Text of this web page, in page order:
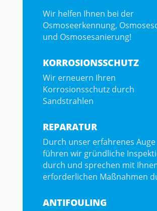
Wir helfen Ihnen bei der
Osmoseerkennung,
und Osmosesanierung!
KORROSIONSSCHUTZ
Wir erneuern Ihren
Korrosionsschutz durch
Sandstrahlen
REPARATUR
Durch unser erfahrenes Auge
führen wir gründliche
durch und sprechen mit
erforderlichen Maßnahmen
ANTIFOULING